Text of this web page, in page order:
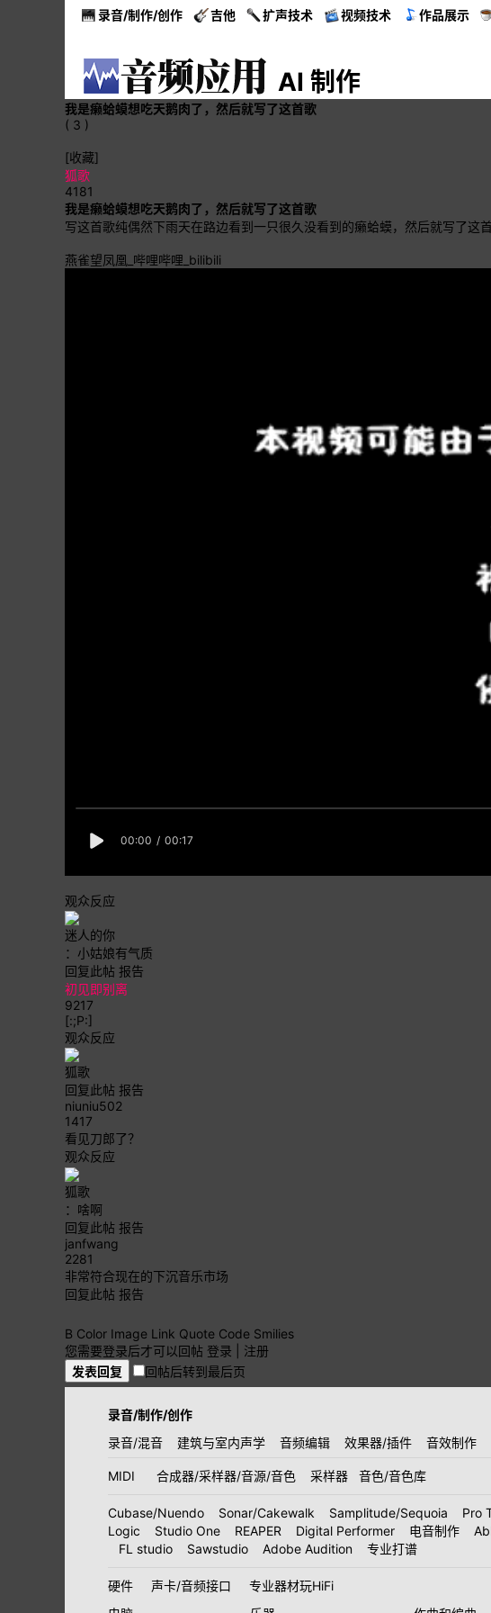
录音/制作/创作 吉他 扩声技术 视频技术 作品展示
AI 制作
我是癞蛤蟆想吃天鹅肉了，然后就写了这首歌
( 3 )
[收藏]
狐歌
4181
我是癞蛤蟆想吃天鹅肉了，然后就写了这首歌
写这首歌纯偶然下雨天在路边看到一只很久没看到的癞蛤蟆，然后就写了这
燕雀望凤凰_哔哩哔哩_bilibili
观众反应
迷人的你
：小姑娘有气质
回复此帖 报告
初见即别离
9217
[:;P:]
观众反应
狐歌
回复此帖 报告
niuniu502
1417
看见刀郎了？
观众反应
狐歌
：啥啊
回复此帖 报告
janfwang
2281
非常符合现在的下沉音乐市场
回复此帖 报告
B Color Image Link Quote Code Smilies
您需要登录后才可以回帖 登录
注册
发表回复 回帖后转到最后页
录音/制作/创作
录音/混音
建筑与室内声学 音频编辑 效果器/插件 音效制作
MIDI 合成器/采样器/音源/音色 采样器 音色/音色库
Cubase/Nuendo Sonar/Cakewalk Samplitude/Sequoia
Pro
Logic
Studio One REAPER Digital Performer 电音制作
FL studio
Sawstudio Adobe Audition 专业打谱
硬件 声卡/音频接口
专业器材玩HiFi